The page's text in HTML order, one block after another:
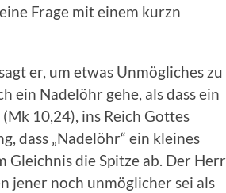
Frage mit einem kurzn
er, um etwas Unmögliches zu
ein Nadelöhr gehe, als dass ein
10,24), ins Reich Gottes
dass „Nadelöhr“ ein kleines
Gleichnis die Spitze ab. Der Herr
jener noch unmöglicher sei als